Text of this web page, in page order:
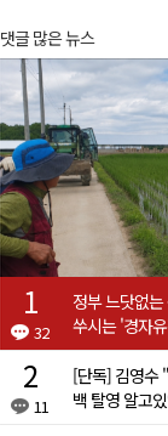
댓글 많은 뉴스
32
정부 느닷없
쑤시는 '경자
11
[단독] 김영수
백 탈영 알고